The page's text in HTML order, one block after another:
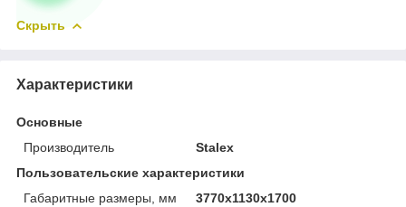
Скрыть
Характеристики
Основные
Производитель
Stalex
Пользовательские характеристики
Габаритные размеры, мм
3770x1130x1700